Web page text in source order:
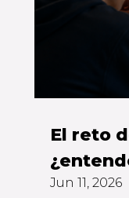
El reto
Jun 11, 2026